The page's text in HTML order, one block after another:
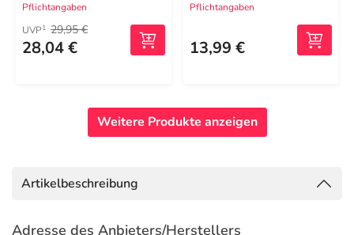
Pflichtangaben
UVP1 29,95 €
28,04 €
Pflichtangaben
13,99 €
Weitere Produkte anzeigen
Artikelbeschreibung
Adresse des Anbieters/Herstellers